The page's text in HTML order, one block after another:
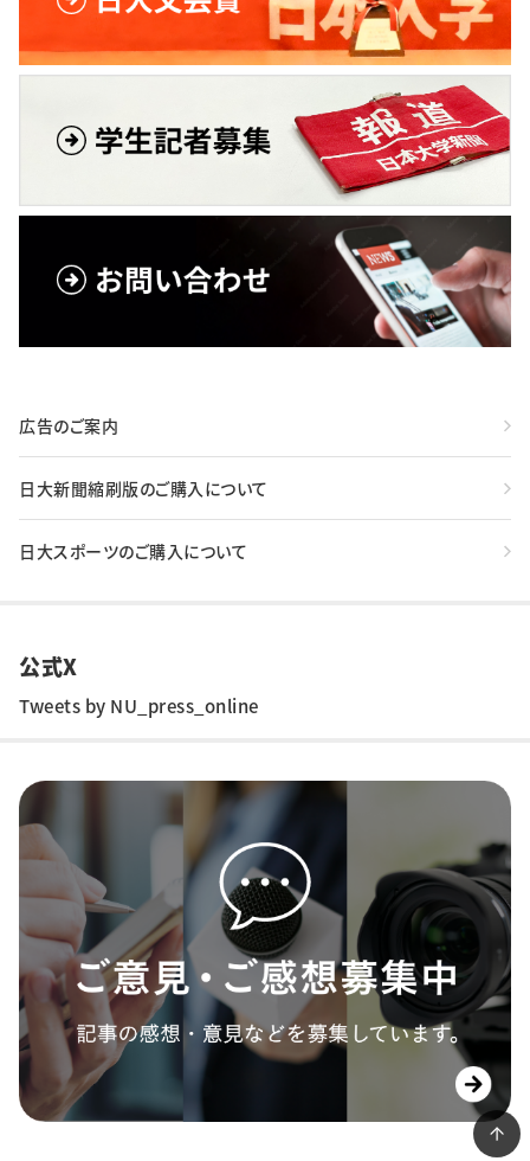
広告のご案内
日大新聞縮刷版のご購入について
日大スポーツのご購入について
公式X
Tweets by NU_press_online